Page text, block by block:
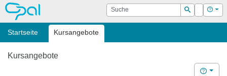
OPAL Suche
Suchen
Login Hilfe
Startseite Kursangebote
Kursangebote
Hilfe